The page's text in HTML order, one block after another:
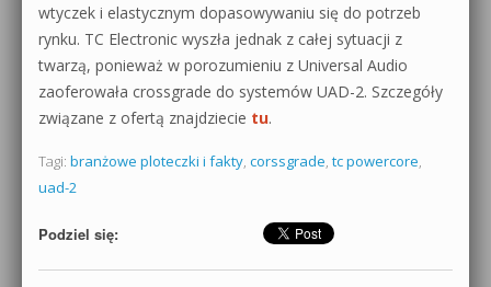
wtyczek i elastycznym dopasowywaniu się do potrzeb
rynku. TC Electronic wyszła jednak z całej sytuacji z
twarzą, ponieważ w porozumieniu z Universal Audio
zaoferowała crossgrade do systemów UAD-2. Szczegóły
związane z ofertą znajdziecie tu.
Tagi: branżowe ploteczki i fakty, corssgrade, tc powercore,
uad-2
Podziel się: